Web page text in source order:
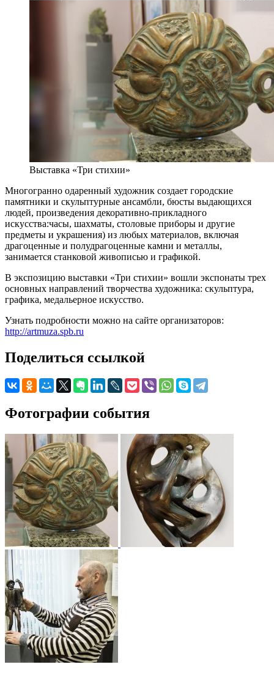
Выставка «Три стихии»
Многогранно одаренный художник создает городские
памятники и скульптурные ансамбли, бюсты выдающихся
людей, произведения декоративно-прикладного
искусства:часы, шахматы, столовые приборы и другие
предметы и украшения) из любых материалов, включая
драгоценные и полудрагоценные камни и металлы,
занимается станковой живописью и графикой.
В экспозицию выставки «Три стихии» вошли экспонаты трех
основных направлений творчества художника: скульптура,
графика, медальерное искусство.
Узнать подробности можно на сайте организаторов:
http://artmuza.spb.ru
Поделиться ссылкой
Фотографии события